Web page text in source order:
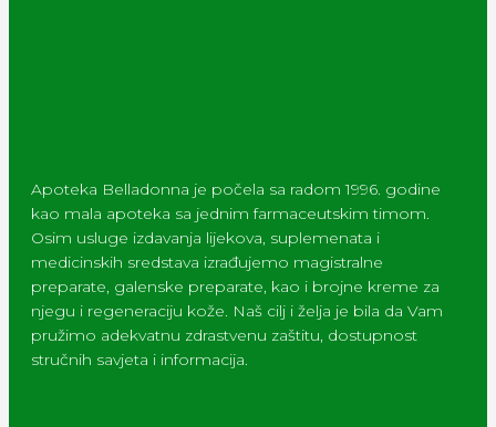
Apoteka Belladonna je počela sa radom 1996. godine
kao mala apoteka sa jednim farmaceutskim timom.
Osim usluge izdavanja lijekova, suplemenata i
medicinskih sredstava izrađujemo magistralne
preparate, galenske preparate, kao i brojne kreme za
njegu i regeneraciju kože. Naš cilj i želja je bila da Vam
pružimo adekvatnu zdrastvenu zaštitu, dostupnost
stručnih savjeta i informacija.